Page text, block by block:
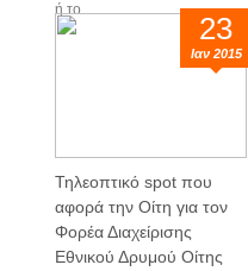
ή το...
23
Ιαν 2015
Τηλεοπτικό spot που
αφορά την Οίτη για τον
Φορέα Διαχείρισης
Εθνικού Δρυμού Οίτης